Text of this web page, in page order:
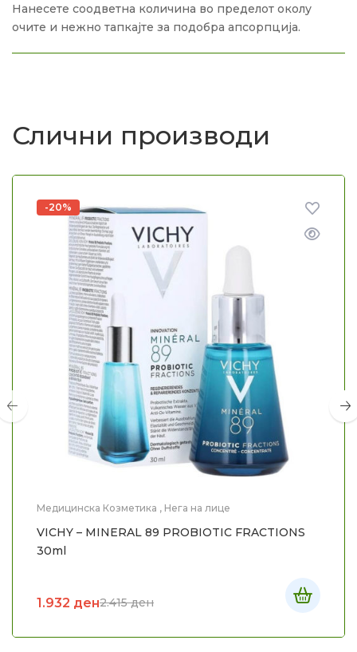
Нанесете соодветна количина во пределот околу
очите и нежно тапкајте за подобра апсорпција.
Слични производи
-20%
Медицинска Козметика , Нега на лице
VICHY – MINERAL 89 PROBIOTIC FRACTIONS
30ml
2.415ден
1.932 ден